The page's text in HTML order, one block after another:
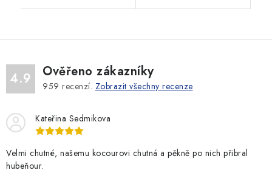
4.9 Ověřeno zákazníky
959 recenzí. Zobrazit všechny recenze
Kateřina Sedmikova
Velmi chutné, našemu kocourovi chutná a pěkně po nich přibral
hubeňour.